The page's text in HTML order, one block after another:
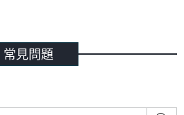
常見問題